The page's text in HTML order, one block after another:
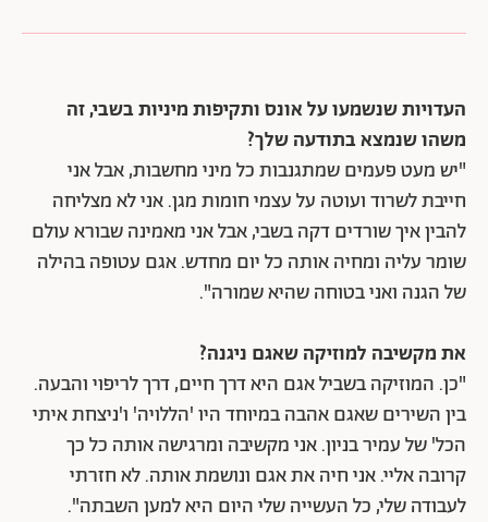
העדויות שנשמעו על אונס ותקיפות מיניות בשבי, זה
משהו שנמצא בתודעה שלך?
"יש מעט פעמים שמתגנבות כל מיני מחשבות, אבל אני
חייבת לשרוד ועוטה על עצמי חומות מגן. אני לא מצליחה
להבין איך שורדים דקה בשבי, אבל אני מאמינה שבורא עולם
שומר עליה ומחיה אותה כל יום מחדש. אגם עטופה בהילה
של הגנה ואני בטוחה שהיא שמורה".
את מקשיבה למוזיקה שאגם ניגנה?
"כן. המוזיקה בשביל אגם היא דרך חיים, דרך לריפוי והבעה.
בין השירים שאגם אהבה במיוחד היו 'הללויה' ו'ניצחת איתי
הכל' של עמיר בניון. אני מקשיבה ומרגישה אותה כל כך
קרובה אליי. אני חיה את אגם ונושמת אותה. לא חזרתי
לעבודה שלי, כל העשייה שלי היום היא למען השבתה".